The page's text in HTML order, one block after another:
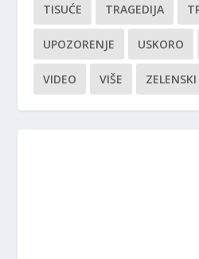
TISUĆE TRAGEDIJA
UPOZORENJE USKORO
VIDEO VIŠE ZELENSKI